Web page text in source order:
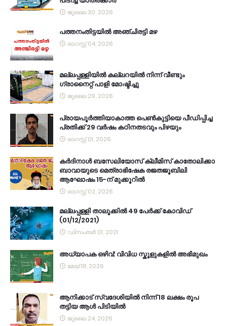
ജൂലൈ 30, 2026
പത്തനംതിട്ടയിൽ അഞ്ചിരട്ടി മഴ
ഓഗസ്റ്റ് 04, 2026
മല്ലപ്പള്ളിയിൽ കല്ലറയിൽ നിന്ന് വീണ്ടും
ഗ്രാനൈറ്റ് പാളി മോഷ്ടിച്ചു
ജൂലൈ 29, 2026
പ്രായപൂർത്തിയാകാത്ത പെൺകുട്ടിയെ പീഡിപ്പിച്ച
പ്രതിക്ക് 29 വർഷം കഠിനതടവും പിഴയും
ഓഗസ്റ്റ് 01, 2026
കര്‍ദിനാള്‍ ബസേലിയോസ് ക്ലീമിസ് കാതോലിക്കാ
ബാവായുടെ മെത്രാഭിഷേക രജതജൂബിലി
ആഘോഷം 15-ന് മുക്കൂറില്‍
ഓഗസ്റ്റ് 02, 2026
മല്ലപ്പള്ളി താലൂക്കിൽ 49 പേർക്ക് കോവിഡ്
(01/12/2021)
ഡിസംബർ 01, 2021
അധ്യാപക ഒഴിവ്: വിവിധ സ്കൂളുകളിൽ അഭിമുഖം
മേയ് 18, 2026
ആനിക്കാട് സ്വദേശിയിൽ നിന്ന് 18 ലക്ഷം രൂപ
തട്ടിയ ആൾ പിടിയിൽ
ജൂലൈ 24, 2026